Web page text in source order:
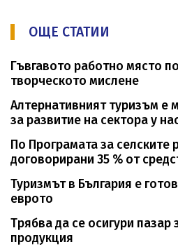
ОЩЕ СТАТИИ
Гъвгавото работно място
творческото мислене
Алтернативният туризъм е
за развитие на сектора у
По Програмата за селските
договорирани 35 % от
Туризмът в България е
еврото
Трябва да се осигури пазар
продукция